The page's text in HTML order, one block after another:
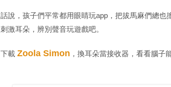
話說，孩子們平常都用眼睛玩app，把拔馬麻們總
刺激耳朵，辨別聲音玩遊戲吧。
下載 Zoola Simon ，換耳朵當接收器，看看腦子